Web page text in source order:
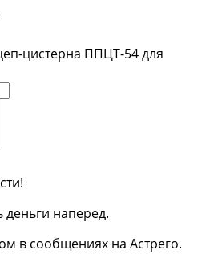
цистерна ППЦТ-54 для
деньги наперед.
в сообщениях на Астрего.